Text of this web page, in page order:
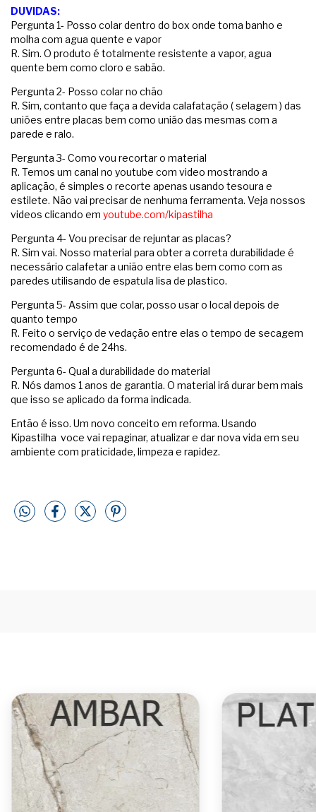
DUVIDAS:
Pergunta 1- Posso colar dentro do box onde toma banho e
molha com agua quente e vapor
R. Sim. O produto é totalmente resistente a vapor, agua
quente bem como cloro e sabão.
Pergunta 2- Posso colar no chão
R. Sim, contanto que faça a devida calafatação ( selagem ) das
uniões entre placas bem como união das mesmas com a
parede e ralo.
Pergunta 3- Como vou recortar o material
R. Temos um canal no youtube com video mostrando a
aplicação, é simples o recorte apenas usando tesoura e
estilete. Não vai precisar de nenhuma ferramenta. Veja nossos
videos clicando em youtube.com/kipastilha
Pergunta 4- Vou precisar de rejuntar as placas?
R. Sim vai. Nosso material para obter a correta durabilidade é
necessário calafetar a união entre elas bem como com as
paredes utilisando de espatula lisa de plastico.
Pergunta 5- Assim que colar, posso usar o local depois de
quanto tempo
R. Feito o serviço de vedação entre elas o tempo de secagem
recomendado é de 24hs.
Pergunta 6- Qual a durabilidade do material
R. Nós damos 1 anos de garantia. O material irá durar bem mais
que isso se aplicado da forma indicada.
Então é isso. Um novo conceito em reforma. Usando
Kipastilha voce vai repaginar, atualizar e dar nova vida em seu
ambiente com praticidade, limpeza e rapidez.